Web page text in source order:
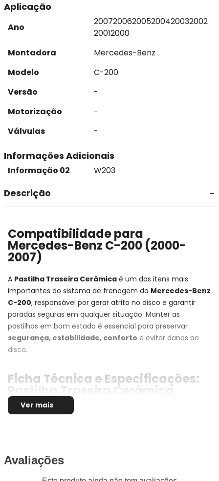
Aplicação
Ano
200720062005200420032002
20012000
Montadora
Mercedes-Benz
Modelo
C-200
Versão
-
Motorização
-
Válvulas
-
Informações Adicionais
Informação 02 W203
Descrição
Compatibilidade para
Mercedes-Benz C-200 (2000-
2007)
A Pastilha Traseira Cerâmica é um dos itens mais
importantes do sistema de frenagem do Mercedes-Benz
C-200, responsável por gerar atrito no disco e garantir
paradas seguras em qualquer situação. Manter as
pastilhas em bom estado é essencial para preservar
segurança, estabilidade, conforto e evitar danos ao
disco.
Ficha Técnica e Especificações:
Pastilha Traseira Cerâmica
Centric
2007
Ver mais
Avaliações